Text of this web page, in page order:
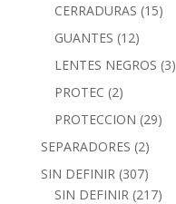
CERRADURAS (15)
GUANTES (12)
LENTES NEGROS (3)
PROTEC (2)
PROTECCION (29)
SEPARADORES (2)
SIN DEFINIR (307)
SIN DEFINIR (217)